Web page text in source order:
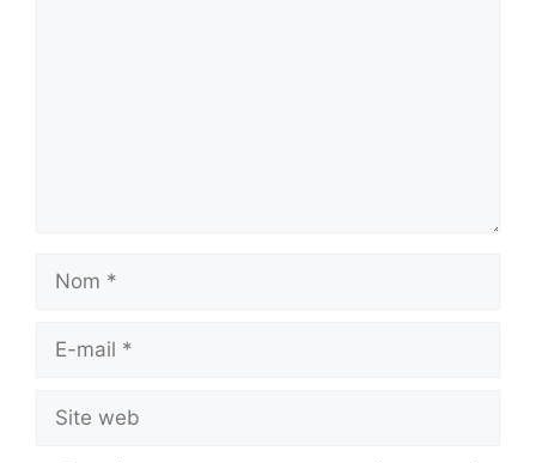
mail
web